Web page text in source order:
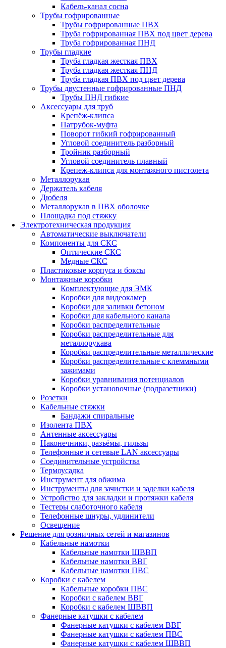
Кабель-канал сосна
Трубы гофрированные
Трубы гофрированные ПВХ
Труба гофрированная ПВХ под цвет дерева
Труба гофрированная ПНД
Трубы гладкие
Труба гладкая жесткая ПВХ
Труба гладкая жесткая ПНД
Труба гладкая ПВХ под цвет дерева
Трубы двустенные гофрированные ПНД
Трубы ПНД гибкие
Аксессуары для труб
Крепёж-клипса
Патрубок-муфта
Поворот гибкий гофрированный
Угловой соединитель разборный
Тройник разборный
Угловой соединитель плавный
Крепеж-клипса для монтажного пистолета
Металлорукав
Держатель кабеля
Дюбеля
Металлорукав в ПВХ оболочке
Площадка под стяжку
Электротехническая продукция
Автоматические выключатели
Компоненты для СКС
Оптические СКС
Медные СКС
Пластиковые корпуса и боксы
Монтажные коробки
Комплектующие для ЭМК
Коробки для видеокамер
Коробки для заливки бетоном
Коробки для кабельного канала
Коробки распределительные
Коробки распределительные для
металлорукава
Коробки распределительные металлические
Коробки распределительные с клеммными
зажимами
Коробки уравнивания потенциалов
Коробки установочные (подразетники)
Розетки
Кабельные стяжки
Бандажи спиральные
Изолента ПВХ
Антенные аксессуары
Наконечники, разъёмы, гильзы
Телефонные и сетевые LAN аксессуары
Соединительные устройства
Термоусадка
Инструмент для обжима
Инструменты для зачистки и заделки кабеля
Устройство для закладки и протяжки кабеля
Тестеры слаботочного кабеля
Телефонные шнуры, удлинители
Освещение
Решение для розничных сетей и магазинов
Кабельные намотки
Кабельные намотки ШВВП
Кабельные намотки ВВГ
Кабельные намотки ПВС
Коробки с кабелем
Кабельные коробки ПВС
Коробки с кабелем ВВГ
Коробки с кабелем ШВВП
Фанерные катушки с кабелем
Фанерные катушки с кабелем ВВГ
Фанерные катушки с кабелем ПВС
Фанерные катушки с кабелем ШВВП